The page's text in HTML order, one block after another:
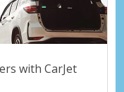
with CarJet